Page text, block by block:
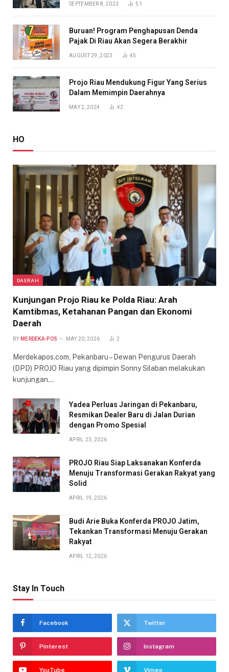
SEPTEMBER 8, 2023 51
Buruan! Program Penghapusan Denda
Pajak Di Riau Akan Segera Berakhir
AUGUST 29, 2023 45
Projo Riau Mendukung Figur Yang Serius
Dalam Memimpin Daerahnya
MAY 2, 2024 42
HO
DAERAH
Kunjungan Projo Riau ke Polda Riau: Arah
Kamtibmas, Ketahanan Pangan dan Ekonomi
Daerah
BY MERDEKA-POS MAY 20, 2026 2
Merdekapos.com, Pekanbaru – Dewan Pengurus Daerah
(DPD) PROJO Riau yang dipimpin Sonny Silaban melakukan
kunjungan…
Yadea Perluas Jaringan di Pekanbaru,
Resmikan Dealer Baru di Jalan Durian
dengan Promo Spesial
APRIL 23, 2026
PROJO Riau Siap Laksanakan Konferda
Menuju Transformasi Gerakan Rakyat yang
Solid
APRIL 19, 2026
Budi Arie Buka Konferda PROJO Jatim,
Tekankan Transformasi Menuju Gerakan
Rakyat
APRIL 12, 2026
Stay In Touch
Facebook Twitter
Pinterest Instagram
YouTube Vimeo